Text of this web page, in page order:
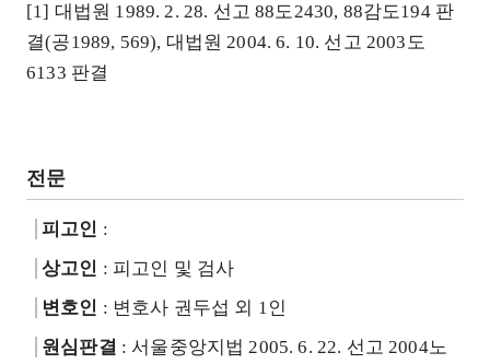
[1] 대법원 1989. 2. 28. 선고 88도2430, 88감도194 판
결(공1989, 569), 대법원 2004. 6. 10. 선고 2003도
6133 판결
전문
피고인 :
상고인 : 피고인 및 검사
변호인 : 변호사 권두섭 외 1인
원심판결 : 서울중앙지법 2005. 6. 22. 선고 2004노